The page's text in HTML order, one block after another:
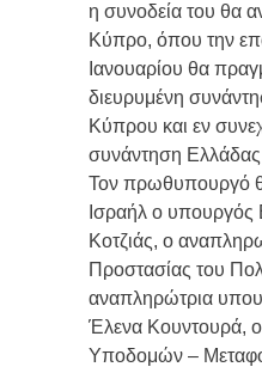
η συνοδεία του θα
Κύπρο, όπου την
Ιανουαρίου θα
διευρυμένη
Κύπρου και εν
συνάντηση
Τον πρωθυπουργό
Ισραήλ ο υπουργός
Κοτζιάς, ο
Προστασίας του
αναπληρώτρια
Έλενα Κουντουρά,
Υποδομών –